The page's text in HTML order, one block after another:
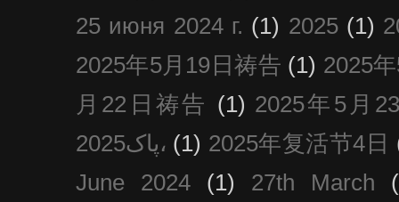
25 июня 2024 г. (1) 2025 (1)
2025年5月19日祷告 (1) 2025
月22日祷告 (1) 2025年5月
پاک2025، (1) 2025年复活节4日
June 2024
(1) 27th March